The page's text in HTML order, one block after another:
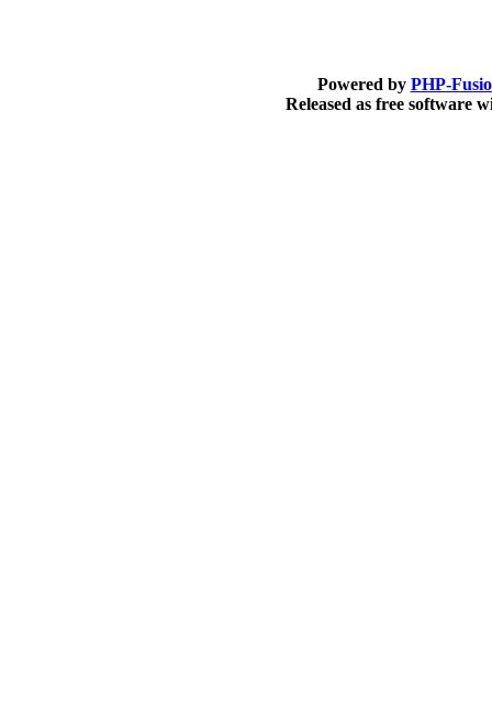
Powered by PHP-
Released as free software